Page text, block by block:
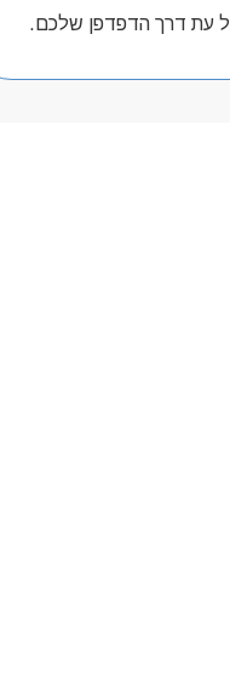
עת דרך הדפדפן שלכם.